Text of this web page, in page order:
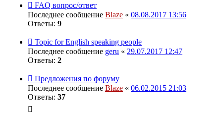
FAQ вопрос/ответ
Последнее сообщение Blaze « 08.08.2017 13:56
Ответы: 9
Topic for English speaking people
Последнее сообщение geru « 29.07.2017 12:47
Ответы: 2
Предложения по форуму
Последнее сообщение Blaze « 06.02.2015 21:03
Ответы: 37